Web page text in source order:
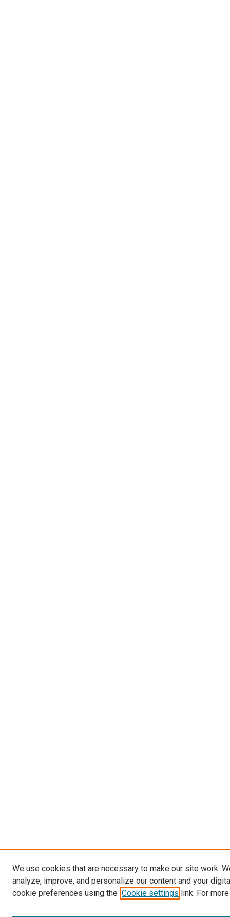
We use cookies that are necessary to make our site work.
analyze, improve, and personalize our content and your
cookie preferences using the Cookie settings link. For